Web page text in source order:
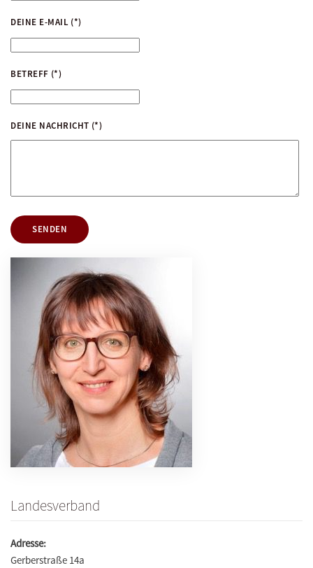
DEINE E-MAIL (*)
BETREFF (*)
DEINE NACHRICHT (*)
SENDEN
Landesverband
Adresse:
Gerberstraße 14a